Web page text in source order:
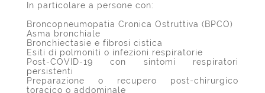
In particolare a persone con:
Broncopneumopatia Cronica Ostruttiva (BPCO)
Asma bronchiale
Bronchiectasie e fibrosi cistica
Esiti di polmoniti o infezioni respiratorie
Post-COVID-19 con sintomi respiratori
persistenti
Preparazione o recupero post-chirurgico
toracico o addominale